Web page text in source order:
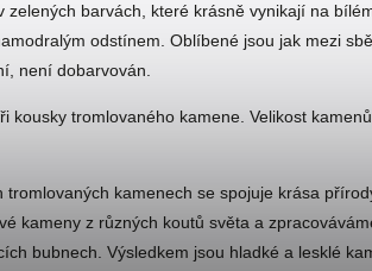
zelených barvách, které krásně vynikají na
odstínem. Oblíbené jsou jak mezi
není dobarvován.
kousky tromlovaného kamene. Velikost
tromlovaných kamenech se spojuje krása
kameny z různých koutů světa a
bubnech. Výsledkem jsou hladké a lesklé